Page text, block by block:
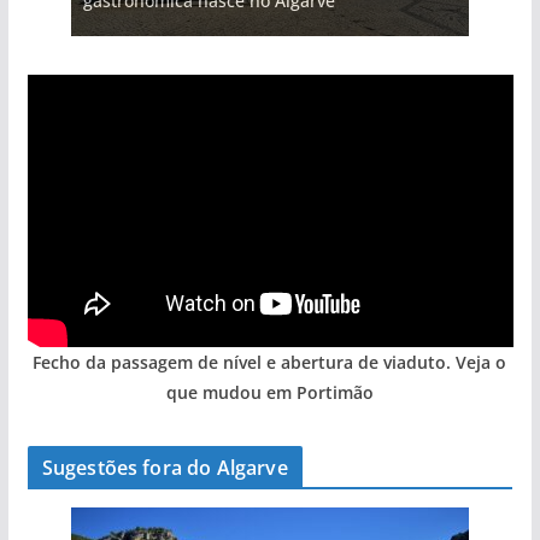
Fecho da passagem de nível e abertura de viaduto. Veja o
que mudou em Portimão
Sugestões fora do Algarve